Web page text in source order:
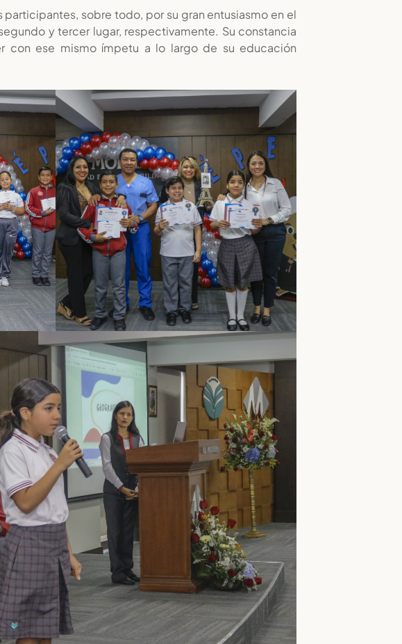
sobre todo, por su gran entusiasmo en el
y tercer lugar, respectivamente. Su constancia
con ese mismo ímpetu a lo largo de su educación